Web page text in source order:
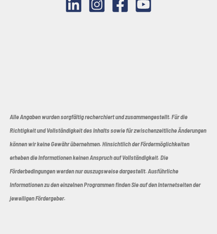
Alle Angaben wurden sorgfältig recherchiert und zusammengestellt. Für die
Richtigkeit und Vollständigkeit des Inhalts sowie für zwischenzeitliche Änderungen
können wir keine Gewähr übernehmen. Hinsichtlich der Fördermöglichkeiten
erheben die Informationen keinen Anspruch auf Vollständigkeit. Die
Förderbedingungen werden nur auszugsweise dargestellt. Ausführliche
Informationen zu den einzelnen Programmen finden Sie auf den Internetseiten der
jeweiligen Fördergeber.